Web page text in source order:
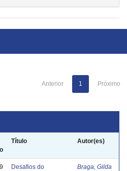
Anterior 1 Próximo
Título Autor(es)
Desafios do
Braga, Gilda